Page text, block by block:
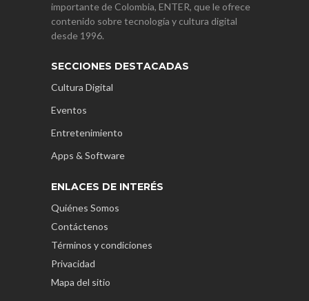
importante de Colombia, ENTER, que le ofrece
contenido sobre tecnología y cultura digital
desde 1996.
SECCIONES DESTACADAS
Cultura Digital
Eventos
Entretenimiento
Apps & Software
ENLACES DE INTERÉS
Quiénes Somos
Contáctenos
Términos y condiciones
Privacidad
Mapa del sitio